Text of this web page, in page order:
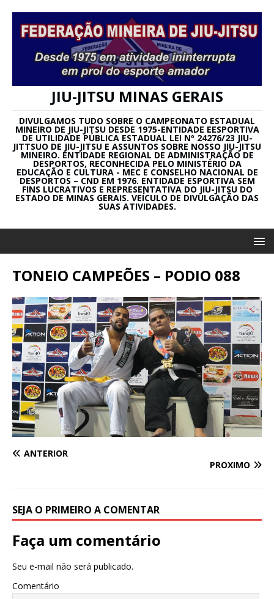
JIU-JITSU MINAS GERAIS
DIVULGAMOS TUDO SOBRE O CAMPEONATO ESTADUAL
MINEIRO DE JIU-JITSU DESDE 1975-ENTIDADE EESPORTIVA
DE UTILIDADE PÚBLICA ESTADUAL LEI Nº 24276/23 JIU-
JITTSUO DE JIU-JITSU E ASSUNTOS SOBRE NOSSO JIU-JITSU
MINEIRO. ENTIDADE REGIONAL DE ADMINISTRAÇÃO DE
DESPORTOS, RECONHECIDA PELO MINISTÉRIO DA
EDUCAÇÃO E CULTURA - MEC E CONSELHO NACIONAL DE
DESPORTOS – CND EM 1976. ENTIDADE ESPORTIVA SEM
FINS LUCRATIVOS E REPRESENTATIVA DO JIU-JITSU DO
ESTADO DE MINAS GERAIS. VEÍCULO DE DIVULGAÇÃO DAS
SUAS ATIVIDADES.
TONEIO CAMPEÕES – PODIO 088
ANTERIOR
PRÓXIMO
SEJA O PRIMEIRO A COMENTAR
Faça um comentário
Seu e-mail não será publicado.
Comentário